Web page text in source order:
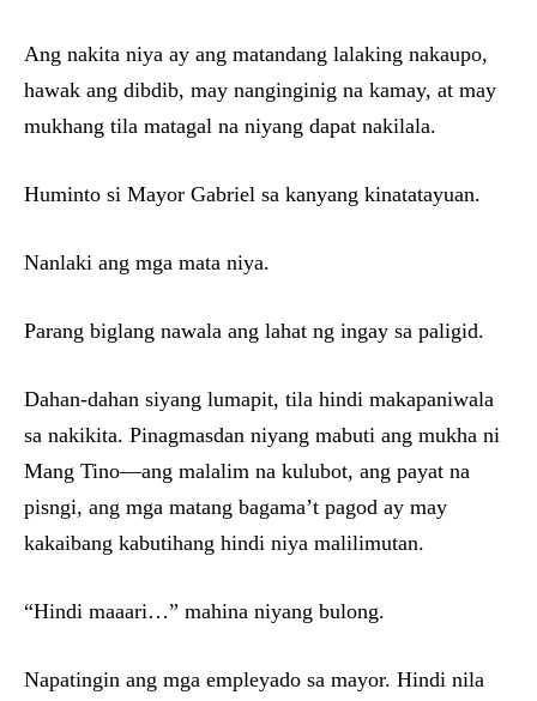
Ang nakita niya ay ang matandang lalaking nakaupo,
hawak ang dibdib, may nanginginig na kamay, at may
mukhang tila matagal na niyang dapat nakilala.
Huminto si Mayor Gabriel sa kanyang kinatatayuan.
Nanlaki ang mga mata niya.
Parang biglang nawala ang lahat ng ingay sa paligid.
Dahan-dahan siyang lumapit, tila hindi makapaniwala
sa nakikita. Pinagmasdan niyang mabuti ang mukha ni
Mang Tino—ang malalim na kulubot, ang payat na
pisngi, ang mga matang bagama’t pagod ay may
kakaibang kabutihang hindi niya malilimutan.
“Hindi maaari…” mahina niyang bulong.
Napatingin ang mga empleyado sa mayor. Hindi nila